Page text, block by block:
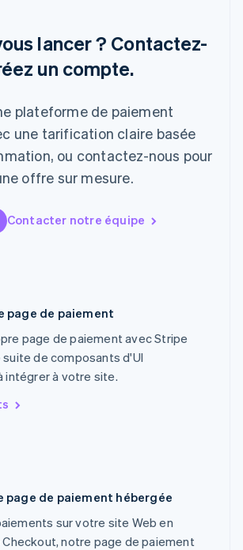
lancer ? Contactez-
un compte.
plateforme de paiement
une tarification claire basée
ou contactez-nous pour
offre sur mesure.
Contacter notre équipe
page de paiement
page de paiement avec Stripe
de composants d'UI
intégrer à votre site.
page de paiement hébergée
sur votre site Web en
notre page de paiement